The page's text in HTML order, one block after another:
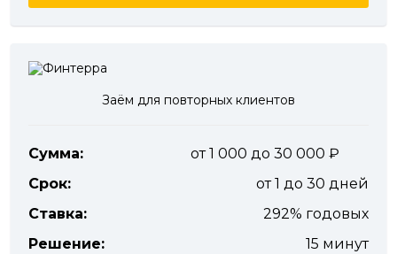
Заём для повторных клиентов
Сумма:
от 1 000 до 30 000
Срок:
от 1 до 30 дней
Ставка:
292% годовых
Решение:
15 минут